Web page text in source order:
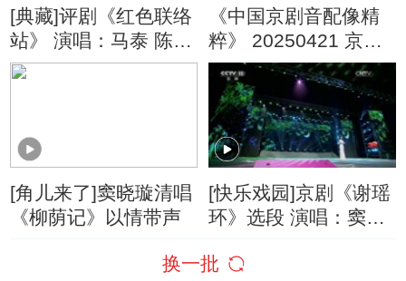
[典藏]评剧《红色联络
站》 演唱：马泰 陈少
舫
《中国京剧音配像精
粹》 20250421 京剧
《四郎探母》（修复
版）
[角儿来了]窦晓璇清唱
《柳荫记》以情带声
[快乐戏园]京剧《谢瑶
环》选段 演唱：窦晓
换一批